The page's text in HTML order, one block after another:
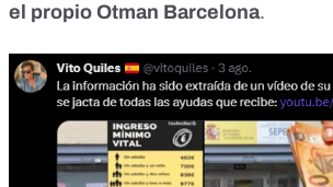
el propio Otman Barcelona.